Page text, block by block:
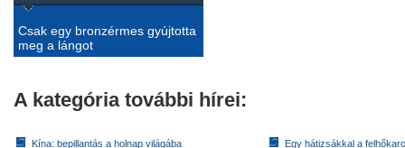
Csak egy bronzérmes gyújtotta
meg a lángot
A kategória további hírei:
Kína: bepillantás a holnap világába
Egy hátizsákkal a